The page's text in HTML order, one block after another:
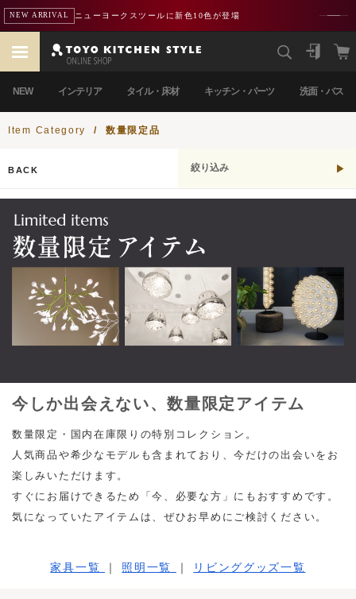
NEW ARRIVAL ニューヨークスツールに新色10色が登場
NEW インテリア タイル・床材 キッチン・パーツ 洗面・バス
Item Category / 数量限定品
BACK 絞り込み
今しか出会えない、数量限定アイテム
数量限定・国内在庫限りの特別コレクション。
人気商品や希少なモデルも含まれており、今だけの出会いをお
楽しみいただけます。
すぐにお届けできるため「今、必要な方」にもおすすめです。
気になっていたアイテムは、ぜひお早めにご検討ください。
家具一覧 ｜ 照明一覧 ｜ リビンググッズ一覧